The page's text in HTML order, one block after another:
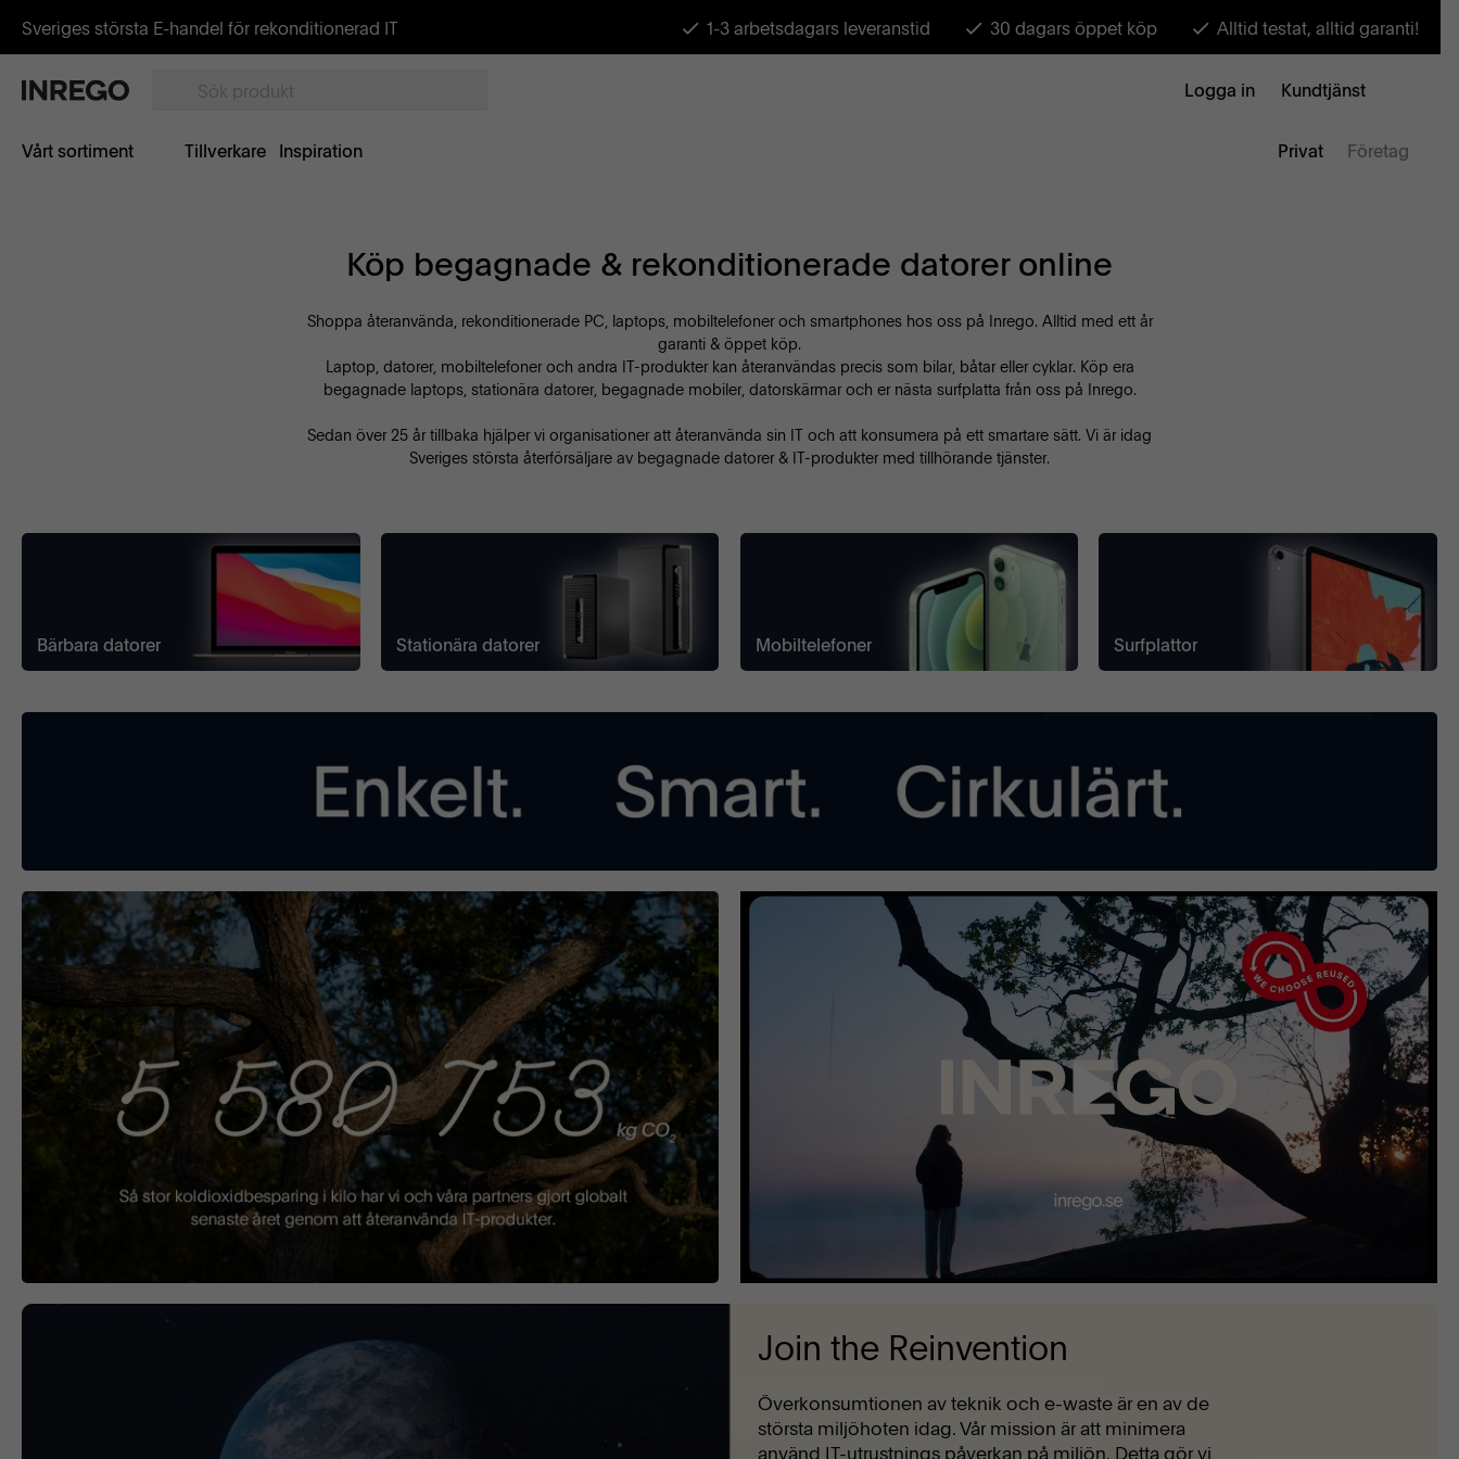
Sveriges största E-handel för rekonditionerad IT 1-3 arbetsdagars leveranstid 30 dagars öppet köp Alltid testat, alltid garanti!
Logga in Kundtjänst
Vårt sortiment Tillverkare Inspiration Privat Företag
Köp begagnade & rekonditionerade datorer online
Shoppa återanvända, rekonditionerade PC, laptops, mobiltelefoner och smartphones hos oss på Inrego. Alltid med ett år
garanti & öppet köp.
Laptop, datorer, mobiltelefoner och andra IT-produkter kan återanvändas precis som bilar, båtar eller cyklar. Köp era
begagnade laptops, stationära datorer, begagnade mobiler, datorskärmar och er nästa surfplatta från oss på Inrego.
Sedan över 25 år tillbaka hjälper vi organisationer att återanvända sin IT och att konsumera på ett smartare sätt. Vi är idag
Sveriges största återförsäljare av begagnade datorer & IT-produkter med tillhörande tjänster.
Bärbara datorer Stationära datorer Mobiltelefoner Surfplattor
Join the Reinvention
Överkonsumtionen av teknik och e-waste är en av de
största miljöhoten idag. Vår mission är att minimera
använd IT-utrustnings påverkan på miljön. Detta gör vi